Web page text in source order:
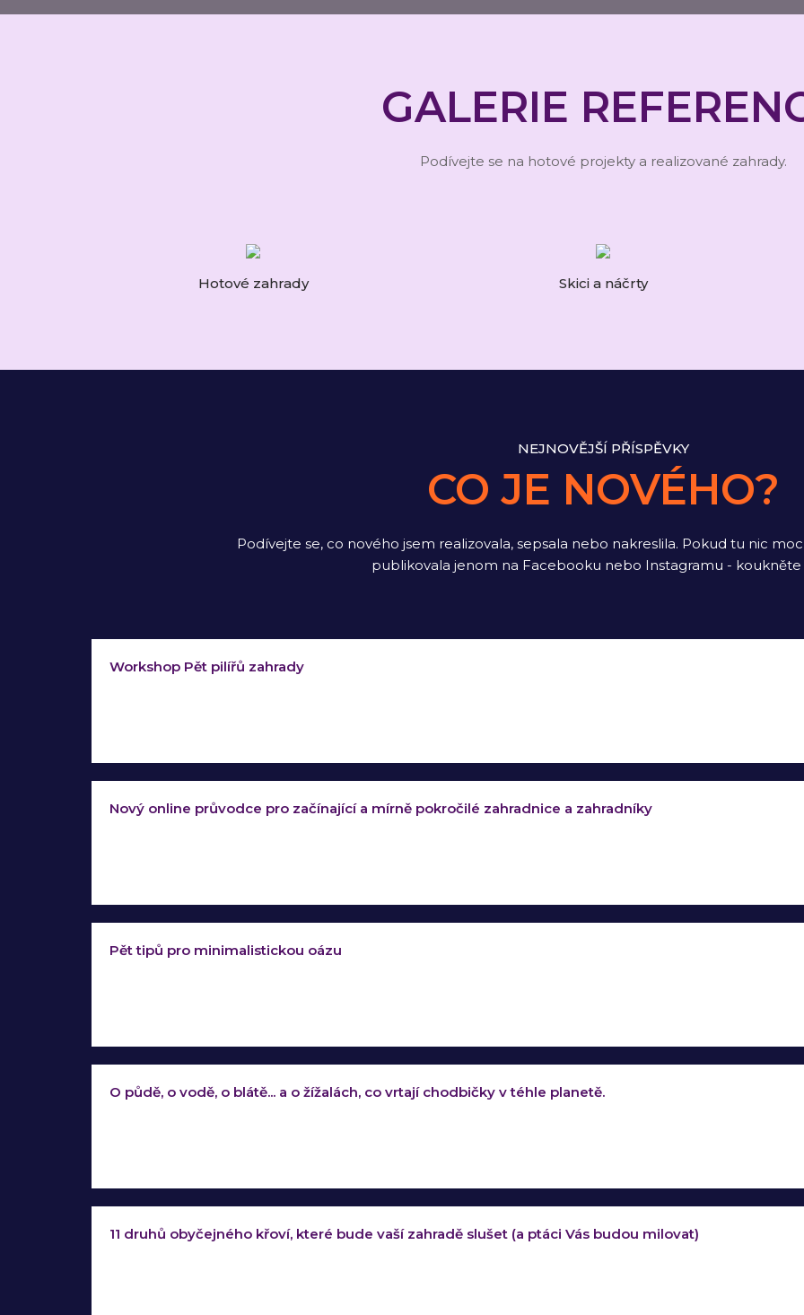
GALERIE
Podívejte se na hotové projekty a realizované zahrady.
Hotové zahrady Skici a náčrty
NEJNOVĚJŠÍ PŘÍSPĚVKY
CO JE NOVÉHO?
Podívejte se, co nového jsem realizovala, sepsala nebo nakreslila. Pokud tu nic
publikovala jenom na Facebooku nebo Instagramu - koukněte
Workshop Pět pilířů zahrady
Nový online průvodce pro začínající a mírně pokročilé zahradnice a zahradníky
Pět tipů pro minimalistickou oázu
O půdě, o vodě, o blátě... a o žížalách, co vrtají chodbičky v téhle planetě.
11 druhů obyčejného křoví, které bude vaší zahradě slušet (a ptáci Vás budou milovat)